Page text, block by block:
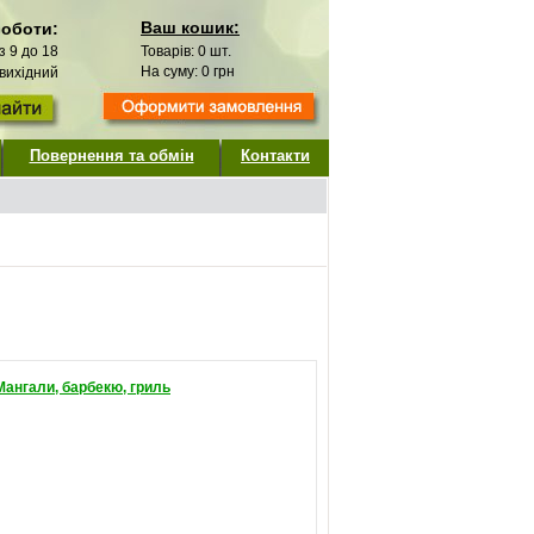
9 до 18
Ваш кошик:
Товарів: 0 шт.
На суму: 0 грн
Повернення та обмін Контакти
барбекю, гриль